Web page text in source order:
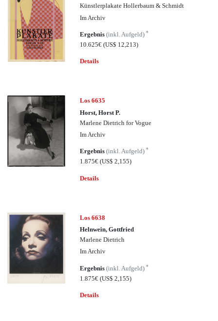
Künstlerplakate Hollerbaum & Schmidt
Im Archiv
Ergebnis(inkl. Aufgeld)*
10.625€(US$ 12,213)
Details
Los 6635
Horst, Horst P.
Marlene Dietrich for Vogue
Im Archiv
Ergebnis(inkl. Aufgeld)*
1.875€(US$ 2,155)
Details
Los 6638
Helnwein, Gottfried
Marlene Dietrich
Im Archiv
Ergebnis(inkl. Aufgeld)*
1.875€(US$ 2,155)
Details